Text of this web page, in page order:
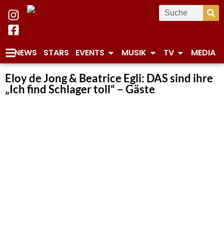
NEWS STARS EVENTS MUSIK TV MEDIA
Eloy de Jong & Beatrice Egli: DAS sind ihre
„Ich find Schlager toll“ – Gäste